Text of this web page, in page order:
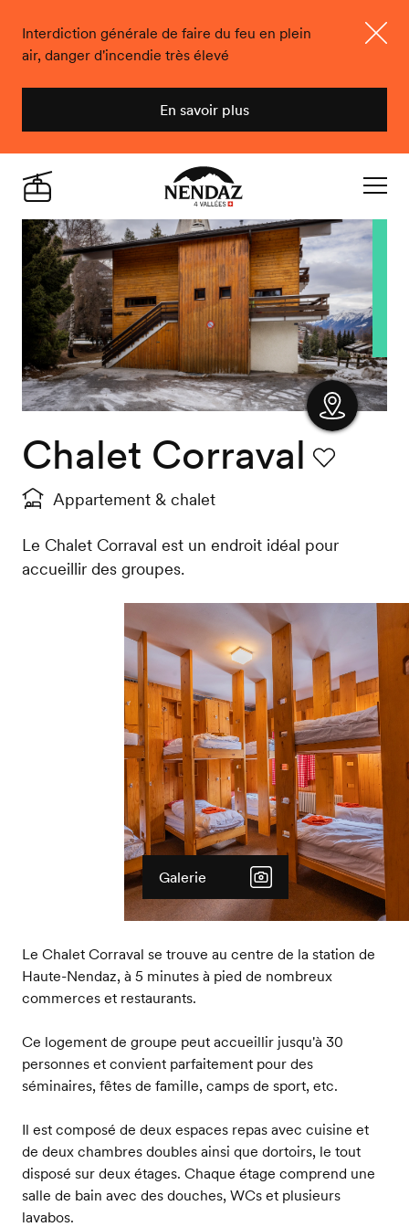
Interdiction générale de faire du feu en plein
air, danger d'incendie très élevé
En savoir plus
Nendaz
Live
Afficher
Chalet Corraval
Appartement & chalet
Le Chalet Corraval est un endroit idéal pour
accueillir des groupes.
Galerie
Le Chalet Corraval se trouve au centre de la station de
Haute-Nendaz, à 5 minutes à pied de nombreux
commerces et restaurants.
Ce logement de groupe peut accueillir jusqu'à 30
personnes et convient parfaitement pour des
séminaires, fêtes de famille, camps de sport, etc.
Il est composé de deux espaces repas avec cuisine et
de deux chambres doubles ainsi que dortoirs, le tout
disposé sur deux étages. Chaque étage comprend une
salle de bain avec des douches, WCs et plusieurs
lavabos.